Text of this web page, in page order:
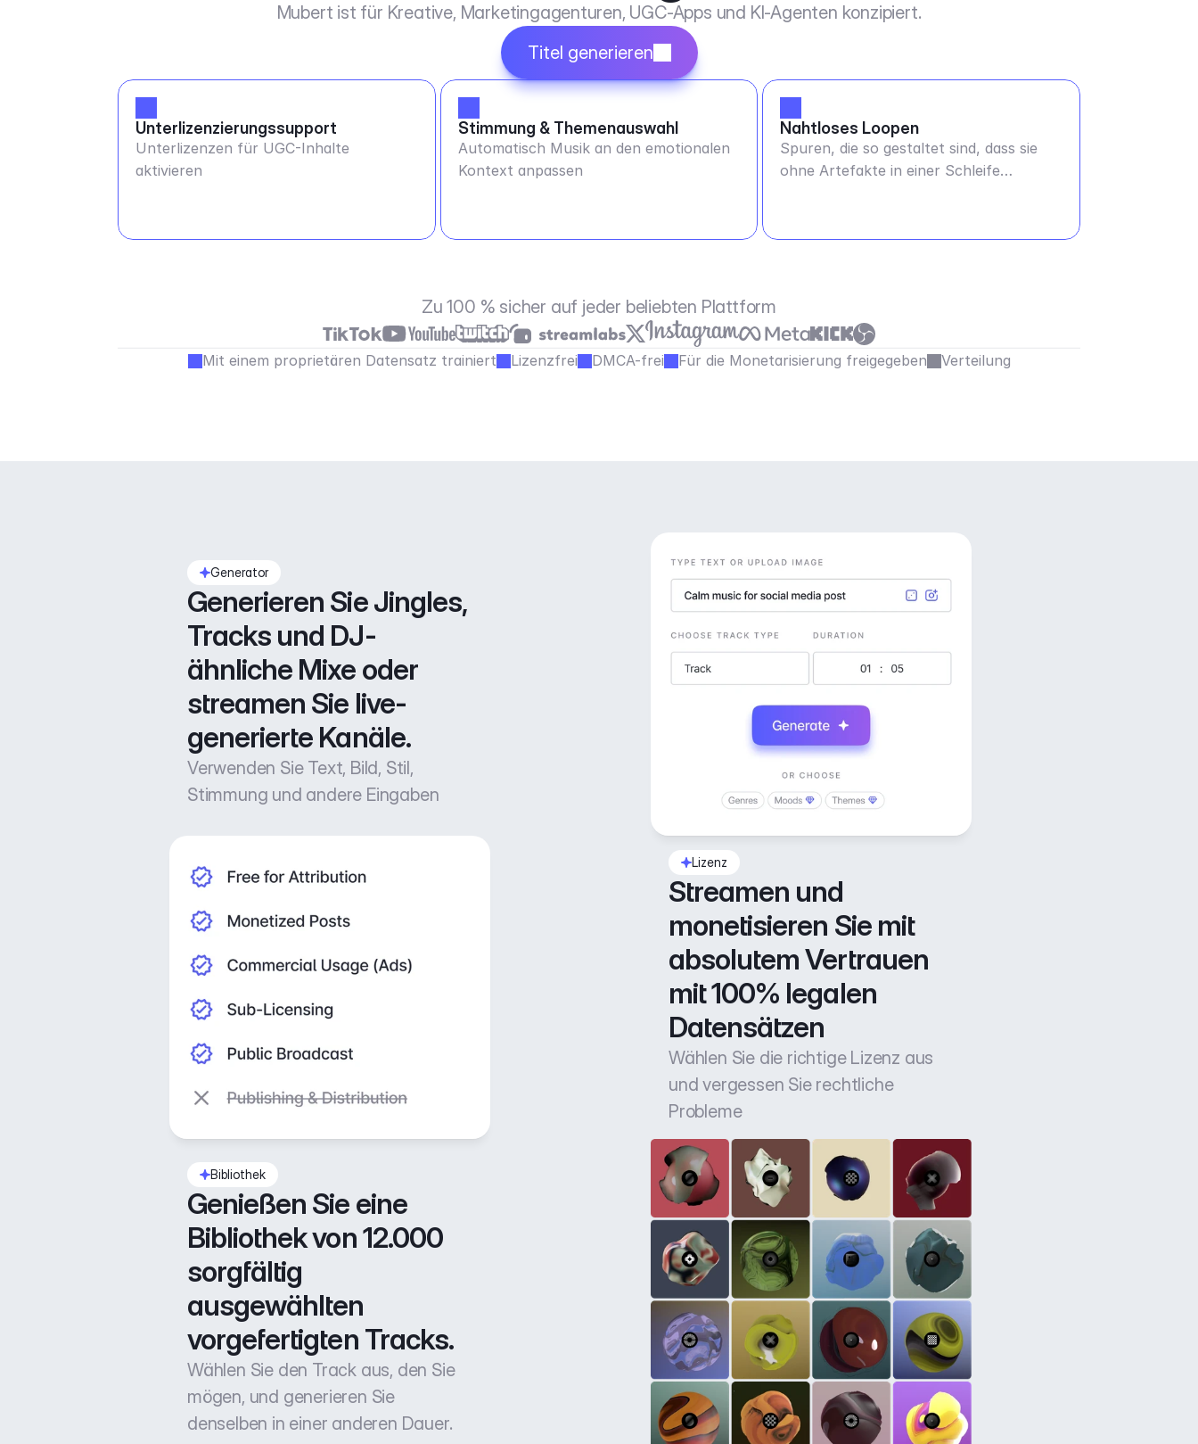
Mubert ist für Kreative, Marketingagenturen, UGC-Apps und KI-Agenten konzipiert.
Titel generieren
Unterlizenzierungssupport
Unterlizenzen für UGC-Inhalte
aktivieren
Stimmung & Themenauswahl
Automatisch Musik an den emotionalen
Kontext anpassen
Nahtloses Loopen
Spuren, die so gestaltet sind, dass sie
ohne Artefakte in einer Schleife
Zu 100 % sicher auf jeder beliebten Plattform
Mit einem proprietären Datensatz trainiert Lizenzfrei DMCA-frei Für die Monetarisierung freigegeben Verteilung
Generator
Generieren Sie Jingles,
Tracks und DJ-
ähnliche Mixe oder
streamen Sie live-
generierte Kanäle.
Verwenden Sie Text, Bild, Stil,
Stimmung und andere Eingaben
Lizenz
Streamen und
monetisieren Sie mit
absolutem Vertrauen
mit 100% legalen
Datensätzen
Wählen Sie die richtige Lizenz aus
und vergessen Sie rechtliche
Probleme
Bibliothek
Genießen Sie eine
Bibliothek von 12.000
sorgfältig
ausgewählten
vorgefertigten Tracks.
Wählen Sie den Track aus, den Sie
mögen, und generieren Sie
denselben in einer anderen Dauer.